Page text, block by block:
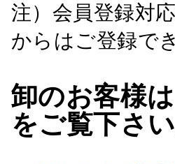
注）会員登録対
からはご登録で
卸のお客様
をご覧下さい